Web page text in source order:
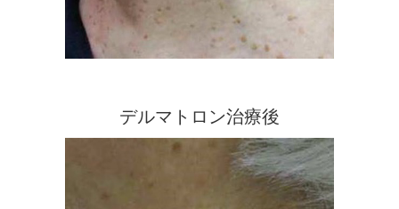
デルマトロン治療後